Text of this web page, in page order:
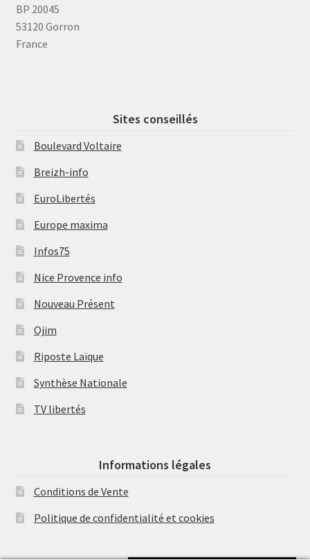
BP 20045
53120 Gorron
France
Sites conseillés
Boulevard Voltaire
Breizh-info
EuroLibertés
Europe maxima
Infos75
Nice Provence info
Nouveau Présent
Ojim
Riposte Laïque
Synthèse Nationale
TV libertés
Informations légales
Conditions de Vente
Politique de confidentialité et cookies